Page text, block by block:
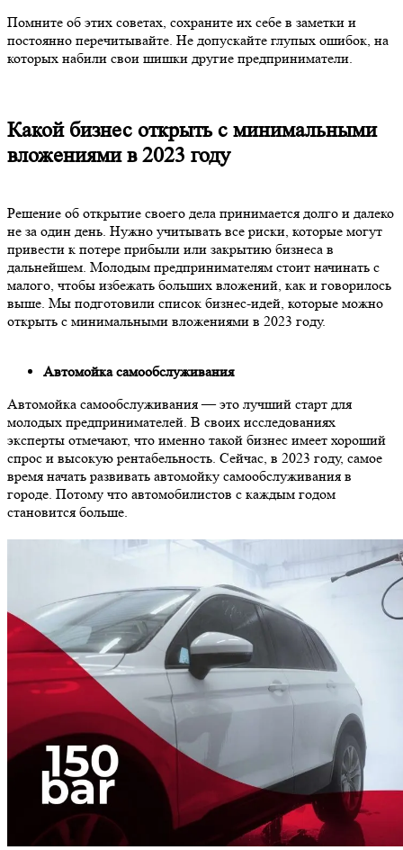
Помните об этих советах, сохраните их себе в заметки и
постоянно перечитывайте. Не допускайте глупых ошибок, на
которых набили свои шишки другие предприниматели.
Какой бизнес открыть с минимальными
вложениями в 2023 году
Решение об открытие своего дела принимается долго и далеко
не за один день. Нужно учитывать все риски, которые могут
привести к потере прибыли или закрытию бизнеса в
дальнейшем. Молодым предпринимателям стоит начинать с
малого, чтобы избежать больших вложений, как и говорилось
выше. Мы подготовили список бизнес-идей, которые можно
открыть с минимальными вложениями в 2023 году.
Автомойка самообслуживания
Автомойка самообслуживания — это лучший старт для
молодых предпринимателей. В своих исследованиях
эксперты отмечают, что именно такой бизнес имеет хороший
спрос и высокую рентабельность. Сейчас, в 2023 году, самое
время начать развивать автомойку самообслуживания в
городе. Потому что автомобилистов с каждым годом
становится больше.